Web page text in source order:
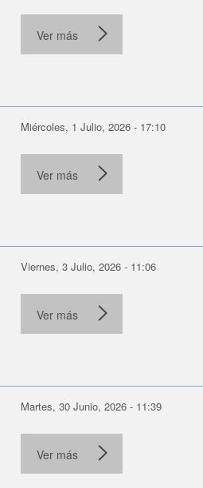
Ver más
Miércoles, 1 Julio, 2026 - 17:10
Ver más
Viernes, 3 Julio, 2026 - 11:06
Ver más
Martes, 30 Junio, 2026 - 11:39
Ver más